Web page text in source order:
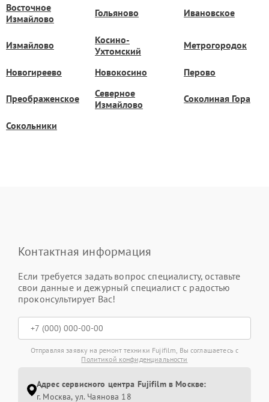
Восточное
Измайлово
Гольяново Ивановское
Измайлово
Косино-
Ухтомский
Метрогородок
Новогиреево Новокосино Перово
Преображенское
Северное
Измайлово
Соколиная Гора
Сокольники
Контактная информация
Если требуется задать вопрос специалисту, оставьте
свои данные и дежурный специалист с радостью
проконсультирует Вас!
Отправляя заявку на ремонт техники Fujifilm, Вы соглашаетесь с
Политикой конфиденциальности
Адрес сервисного центра Fujifilm в Москве:
г. Москва, ул. Чаянова 18